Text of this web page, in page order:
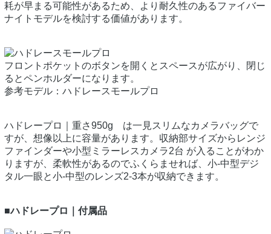
耗が早まる可能性があるため、より耐久性のあるファイバー
ナイトモデルを検討する価値があります。
フロントポケットのボタンを開くとスペースが広がり、閉じ
るとペンホルダーになります。
参考モデル：ハドレースモールプロ
ハドレープロ｜重さ950g は一見スリムなカメラバッグで
すが、想像以上に容量があります。収納部サイズからレンジ
ファインダーや小型ミラーレスカメラ2台 が入ることがわか
りますが、柔軟性があるのでふくらませれば、小-中型デジ
タル一眼と小-中型のレンズ2-3本が収納できます。
■ハドレープロ｜付属品